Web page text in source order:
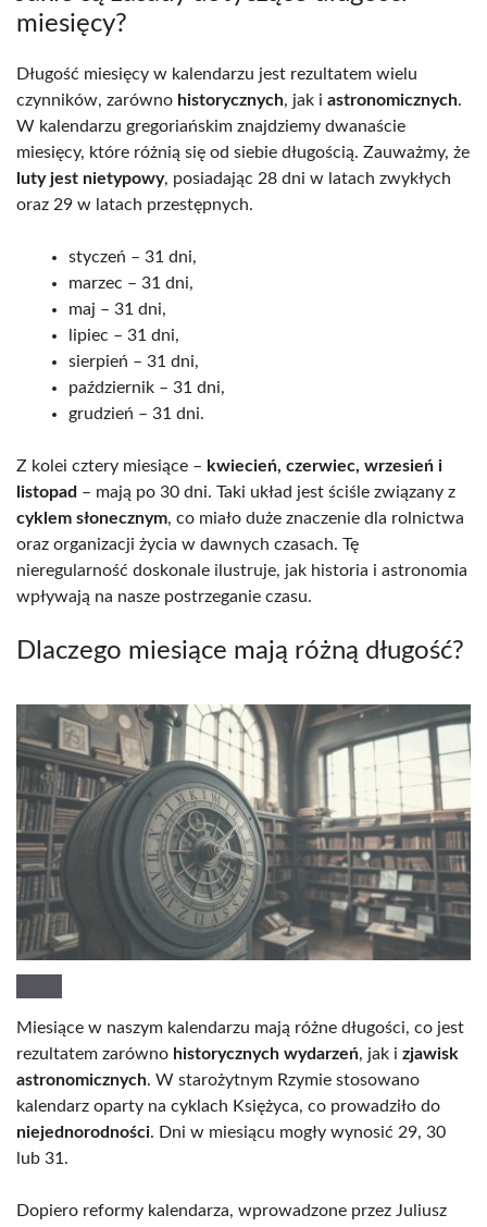
miesięcy?
Długość miesięcy w kalendarzu jest rezultatem wielu
czynników, zarówno historycznych, jak i astronomicznych.
W kalendarzu gregoriańskim znajdziemy dwanaście
miesięcy, które różnią się od siebie długością. Zauważmy, że
luty jest nietypowy, posiadając 28 dni w latach zwykłych
oraz 29 w latach przestępnych.
styczeń – 31 dni,
marzec – 31 dni,
maj – 31 dni,
lipiec – 31 dni,
sierpień – 31 dni,
październik – 31 dni,
grudzień – 31 dni.
Z kolei cztery miesiące – kwiecień, czerwiec, wrzesień i
listopad – mają po 30 dni. Taki układ jest ściśle związany z
cyklem słonecznym, co miało duże znaczenie dla rolnictwa
oraz organizacji życia w dawnych czasach. Tę
nieregularność doskonale ilustruje, jak historia i astronomia
wpływają na nasze postrzeganie czasu.
Dlaczego miesiące mają różną długość?
Miesiące w naszym kalendarzu mają różne długości, co jest
rezultatem zarówno historycznych wydarzeń, jak i zjawisk
astronomicznych. W starożytnym Rzymie stosowano
kalendarz oparty na cyklach Księżyca, co prowadziło do
niejednorodności. Dni w miesiącu mogły wynosić 29, 30
lub 31.
Dopiero reformy kalendarza, wprowadzone przez Juliusz